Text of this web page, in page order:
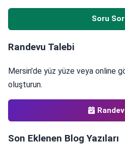
Soru Sor
Randevu Talebi
Mersin'de yüz yüze veya online
oluşturun.
Son Eklenen Blog Yazıları